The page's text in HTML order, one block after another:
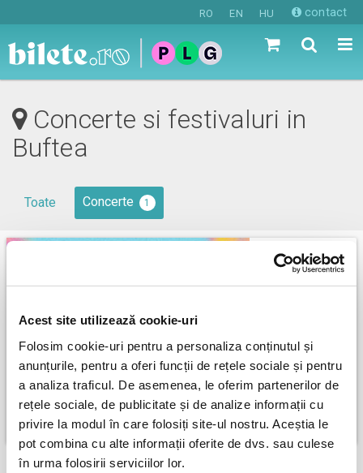
Acest site utilizează cookie-uri
Folosim cookie-uri pentru a personaliza conținutul și
anunțurile, pentru a oferi funcții de rețele sociale și pentru
a analiza traficul. De asemenea, le oferim partenerilor de
rețele sociale, de publicitate și de analize informații cu
privire la modul în care folosiți site-ul nostru. Aceștia le
pot combina cu alte informații oferite de dvs. sau culese
în urma folosirii serviciilor lor.
RO EN HU contact
Concerte si festivaluri in
Buftea
Toate Concerte 1
Summer Well
Buftea
perioada 7 aug - 9 aug